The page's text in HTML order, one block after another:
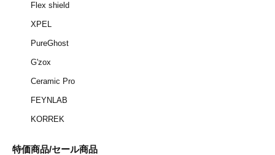
Flex shield
XPEL
PureGhost
G'zox
Ceramic Pro
FEYNLAB
KORREK
特価商品/セール商品